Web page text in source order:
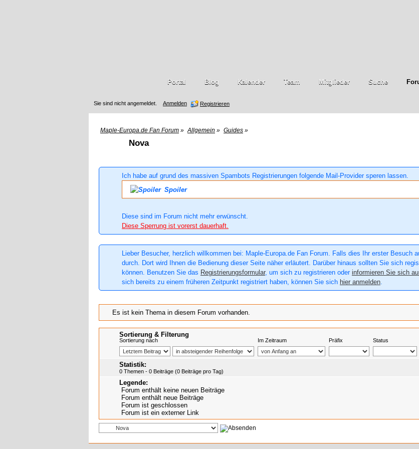
Sie sind nicht angemeldet. Anmelden Registrieren
Portal Blog Kalender Team Mitglieder Suche
Maple-Europa.de Fan Forum » Allgemein » Guides »
Nova
Ich habe auf grund des massiven Spambots Registrierungen folgende Mail-Provider speren lassen.
Spoiler
Diese sind im Forum nicht mehr erwünscht.
Diese Sperrung ist vorerst dauerhaft.
Lieber Besucher, herzlich willkommen bei: Maple-Europa.de Fan Forum. Falls dies Ihr erster Besuch
durch. Dort wird Ihnen die Bedienung dieser Seite näher erläutert. Darüber hinaus sollten Sie sich
können. Benutzen Sie das Registrierungsformular, um sich zu registrieren oder informieren Sie sich
sich bereits zu einem früheren Zeitpunkt registriert haben, können Sie sich hier anmelden.
Es ist kein Thema in diesem Forum vorhanden.
Sortierung & Filterung
Sortierung nach Im Zeitraum Präfix Status
Statistik:
0 Themen - 0 Beiträge (0 Beiträge pro Tag)
Legende:
Forum enthält keine neuen Beiträge
Forum enthält neue Beiträge
Forum ist geschlossen
Forum ist ein externer Link